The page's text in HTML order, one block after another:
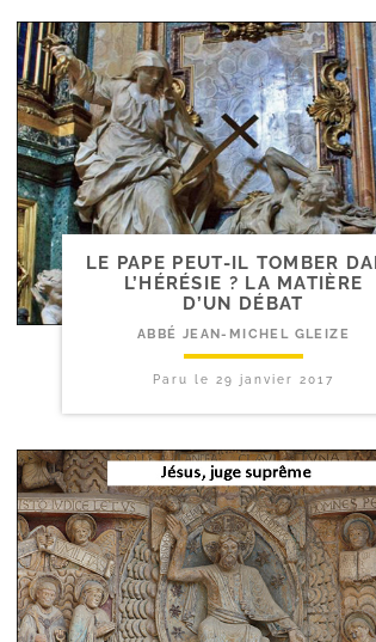
LE PAPE PEUT-​IL TOMBER
L’HÉRÉSIE ? LA MATIÈRE
D’UN DÉBAT
ABBÉ JEAN-MICHEL GLEIZE
Paru le 29 janvier 2017